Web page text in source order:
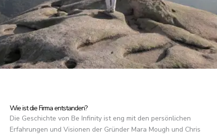
Wie ist die Firma entstanden?
Die Geschichte von Be Infinity ist eng mit den persönlichen
Erfahrungen und Visionen der Gründer Mara Mough und Chris